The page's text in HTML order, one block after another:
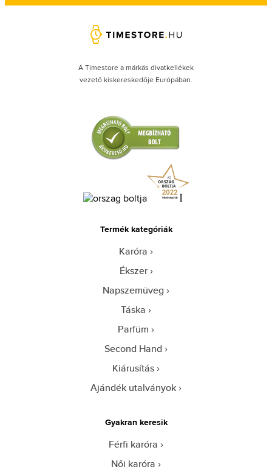
A Timestore a márkás divatkellékek
vezető kiskereskedője Európában.
Termék kategóriák
Karóra
Ékszer
Napszemüveg
Táska
Parfüm
Second Hand
Kiárusítás
Ajándék utalványok
Gyakran keresik
Férfi karóra
Női karóra